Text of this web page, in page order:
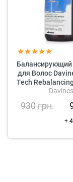
для Волос
Tech
Davines
930грн.
+